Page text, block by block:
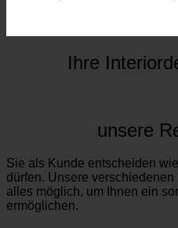
Ihre
unsere
Sie als Kunde entscheiden
dürfen. Unsere
alles möglich, um Ihnen ein
ermöglichen.